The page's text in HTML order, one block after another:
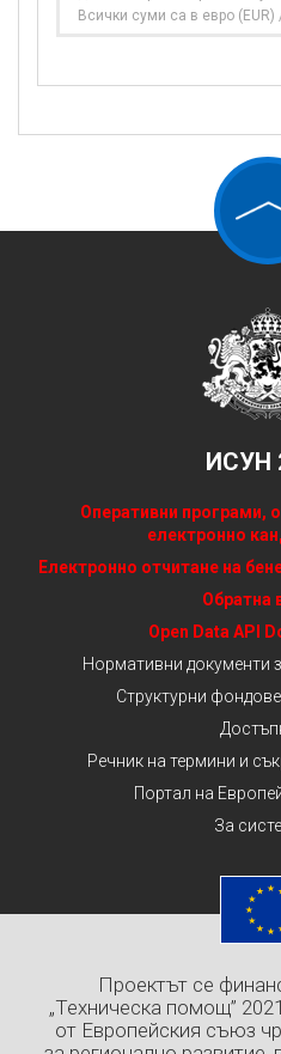
Всички суми са в евро (EUR)
ИСУН
Оперативни програми,
електронно
Електронно отчитане на
Обратна
Open Data API
Нормативни документи
Структурни
Речник на термини и
Портал на
За
Проектът се
„Техническа помощ”
от Европейския съюз